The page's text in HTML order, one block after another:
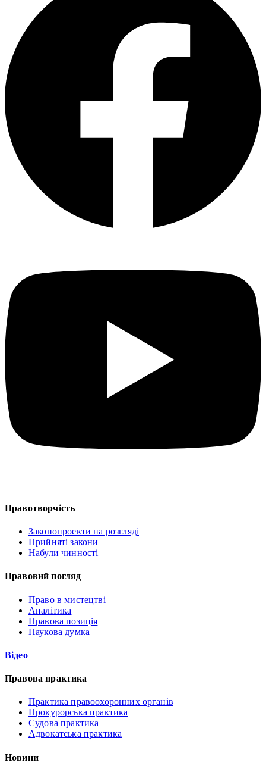
Правотворчість
Законопроекти на розгляді
Прийняті закони
Набули чинності
Правовий погляд
Право в мистецтві
Аналітика
Правова позиція
Наукова думка
Відео
Правова практика
Практика правоохоронних органів
Прокурорська практика
Судова практика
Адвокатська практика
Новини